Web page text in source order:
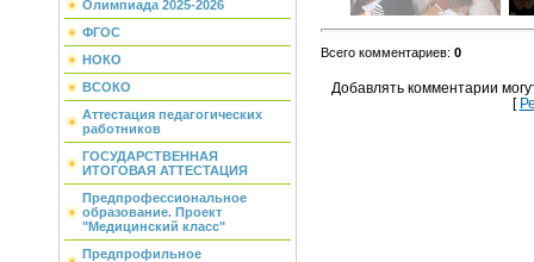
Олимпиада 2025-2026
ФГОС
НОКО
ВСОКО
Аттестация педагогических
работников
ГОСУДАРСТВЕННАЯ
ИТОГОВАЯ АТТЕСТАЦИЯ
Предпрофессиональное
образование. Проект
"Медицинский класс"
Предпрофильное
Всего комментариев: 0
Добавлять комментарии
[